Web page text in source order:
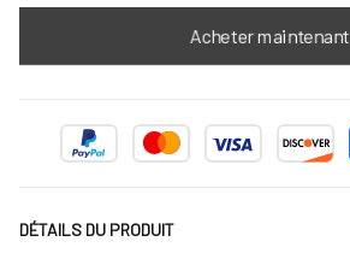
Acheter maintenant
DÉTAILS DU PRODUIT